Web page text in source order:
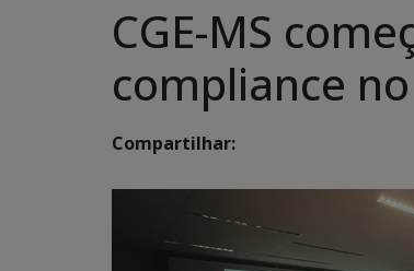
CGE-MS
compliance
Compartilhar: